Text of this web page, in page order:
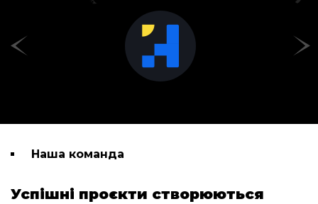
Наша команда
Успішні проєкти створюються